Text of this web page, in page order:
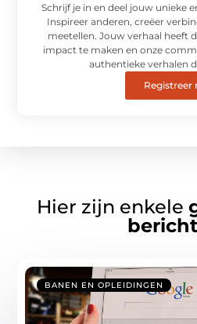
Schrijf je in en deel jouw unieke
Inspireer anderen, creëer
meetellen. Jouw verhaal heeft
impact te maken en onze
authentieke verhalen
Registreer
Hier zijn enkele
BANEN EN OPLEIDINGEN